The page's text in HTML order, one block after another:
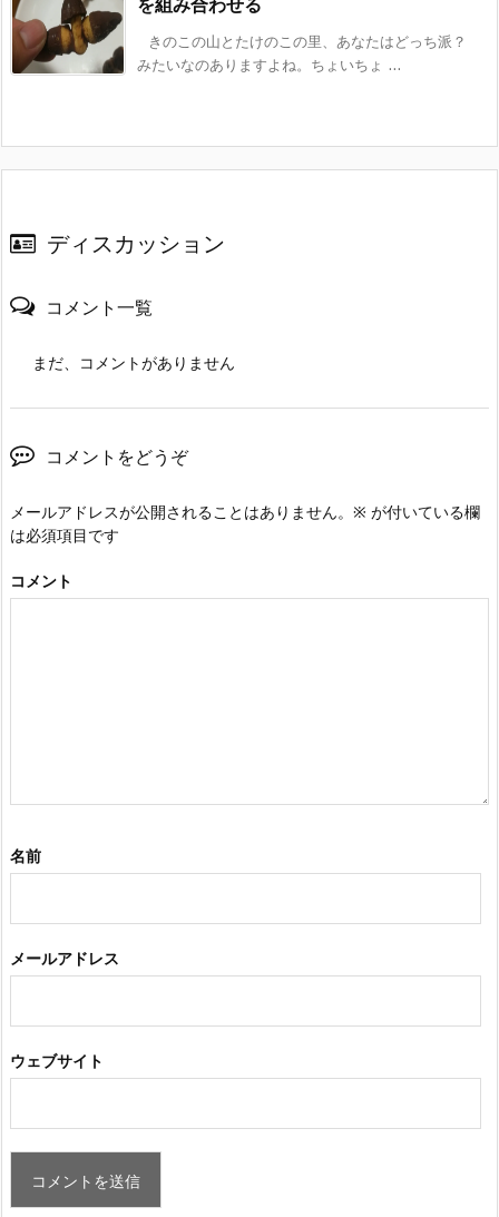
きのこの山とたけのこの里、あなたはどっち派？
みたいなのありますよね。ちょいちょ ...
ディスカッション
コメント一覧
まだ、コメントがありません
コメントをどうぞ
メールアドレスが公開されることはありません。 ※ が付いている欄
は必須項目です
コメント
名前
メールアドレス
ウェブサイト